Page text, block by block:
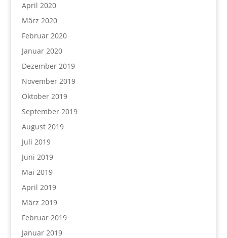
April 2020
März 2020
Februar 2020
Januar 2020
Dezember 2019
November 2019
Oktober 2019
September 2019
August 2019
Juli 2019
Juni 2019
Mai 2019
April 2019
März 2019
Februar 2019
Januar 2019